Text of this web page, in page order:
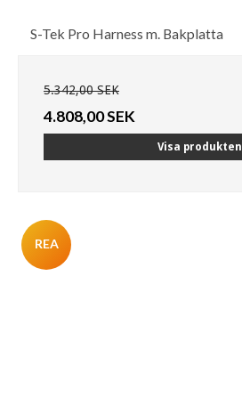
S-Tek Pro Harness m. Bakplatta
5.342,00 SEK
4.808,00 SEK
Visa produkten
REA